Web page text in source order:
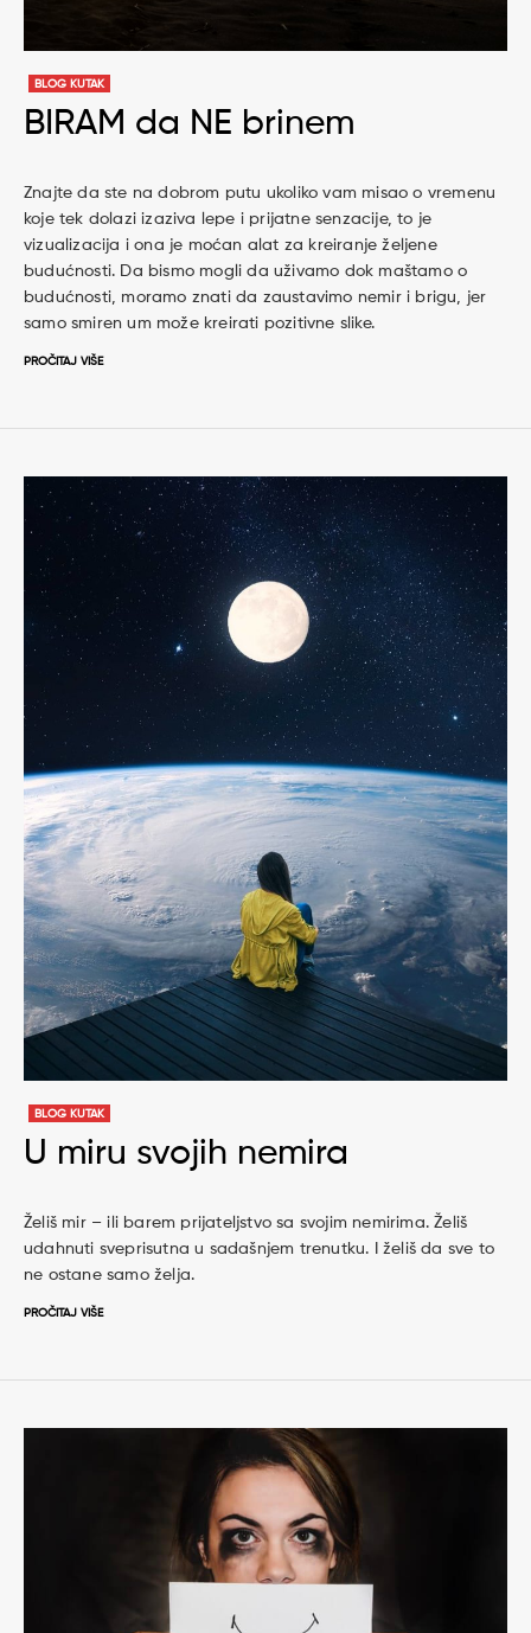
BLOG KUTAK
BIRAM da NE brinem
Znajte da ste na dobrom putu ukoliko vam misao o vremenu
koje tek dolazi izaziva lepe i prijatne senzacije, to je
vizualizacija i ona je moćan alat za kreiranje željene
budućnosti. Da bismo mogli da uživamo dok maštamo o
budućnosti, moramo znati da zaustavimo nemir i brigu, jer
samo smiren um može kreirati pozitivne slike.
PROČITAJ VIŠE
BLOG KUTAK
U miru svojih nemira
Želiš mir – ili barem prijateljstvo sa svojim nemirima. Želiš
udahnuti sveprisutna u sadašnjem trenutku. I želiš da sve to
ne ostane samo želja.
PROČITAJ VIŠE